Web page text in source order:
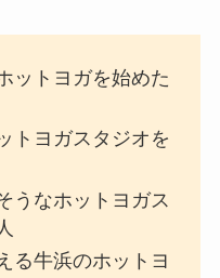
ットヨガを始めた
トヨガスタジオを
うなホットヨガス
る牛浜のホットヨ